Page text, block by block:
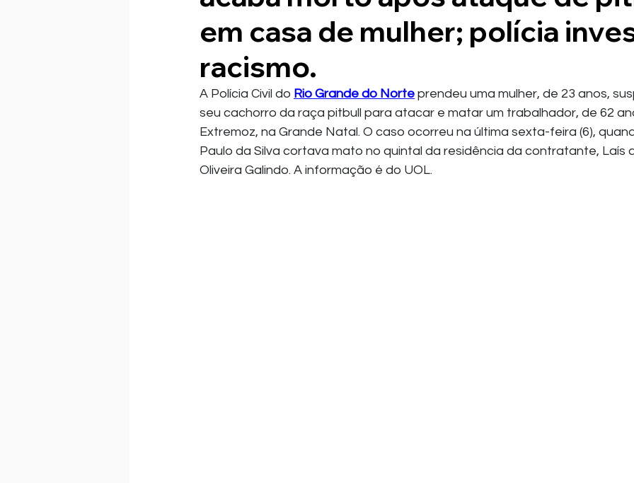
em casa de mulher; polícia
racismo.
A Polícia Civil do Rio Grande do Norte prendeu uma mulher, de 23 anos,
seu cachorro da raça pitbull para atacar e matar um trabalhador, de 62
Extremoz, na Grande Natal. O caso ocorreu na última sexta-feira (6),
Paulo da Silva cortava mato no quintal da residência da contratante, Laís
Oliveira Galindo. A informação é do UOL.